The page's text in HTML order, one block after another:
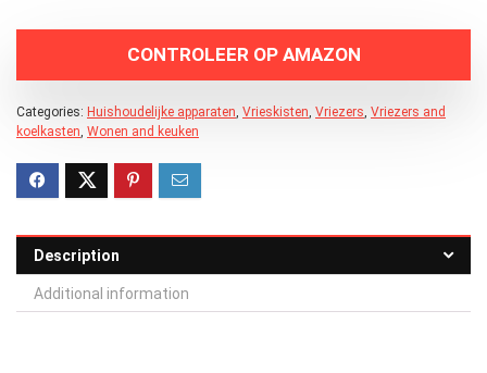
CONTROLEER OP AMAZON
Categories: Huishoudelijke apparaten Vrieskisten Vriezers Vriezers and
koelkasten Wonen and keuken
Description
Additional information